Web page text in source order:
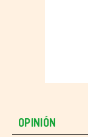
OPINIÓN